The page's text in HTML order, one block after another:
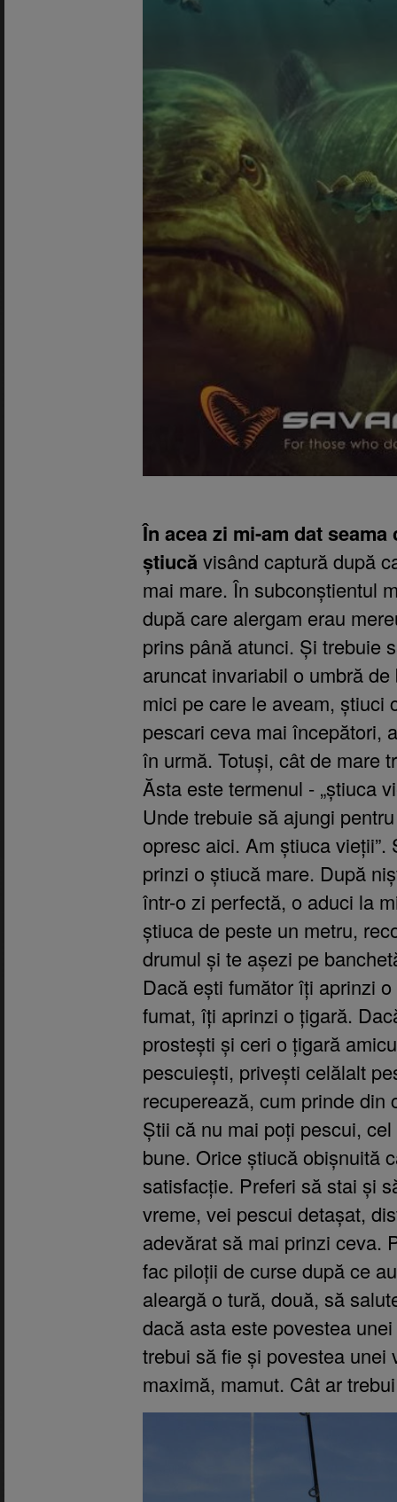
În acea zi mi-am dat
știucăvisând captură după
mai mare. În subconștientul
după care alergam erau
prins până atunci. Și trebuie
aruncat invariabil o umbră
mici pe care le aveam, știuci
pescari ceva mai începători,
în urmă. Totuși, cât de mare
Ăsta este termenul - „știuca
Unde trebuie să ajungi
opresc aici. Am știuca
prinzi o știucă mare. După
într-o zi perfectă, o aduci la
știuca de peste un metru,
drumul și te așezi pe
Dacă ești fumător îți aprinzi
fumat, îți aprinzi o țigară.
prostești și ceri o țigară
pescuiești, privești celălalt
recuperează, cum prinde
Știi că nu mai poți pescui,
bune. Orice știucă obișnuită
satisfacție. Preferi să stai și
vreme, vei pescui detașat,
adevărat să mai prinzi ceva.
fac piloții de curse după ce
aleargă o tură, două, să
dacă asta este povestea
trebui să fie și povestea unei
maximă, mamut. Cât ar